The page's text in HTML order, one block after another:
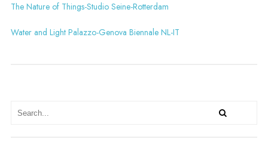
The Nature of Things-Studio Seine-Rotterdam
Water and Light Palazzo-Genova Biennale NL-IT